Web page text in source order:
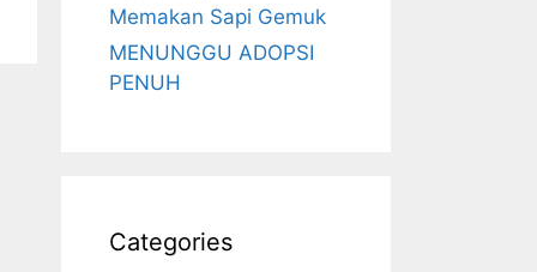
Memakan Sapi Gemuk
MENUNGGU ADOPSI
PENUH
Categories